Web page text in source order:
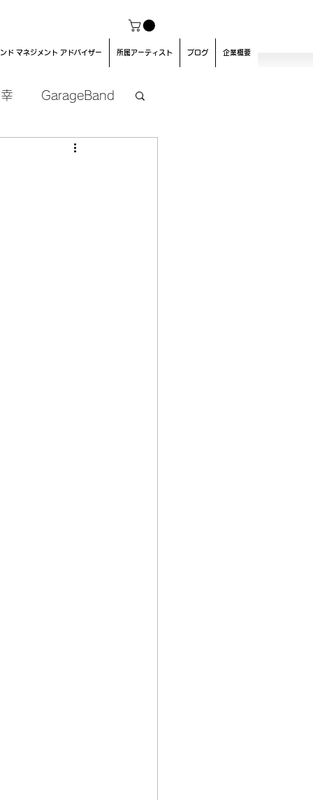
ド マネジメント アドバイザー 所属アーティスト ブログ 企業概要
GarageBand